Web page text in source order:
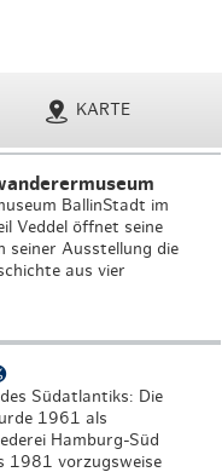
KARTE
BallinStadt im
Veddel öffnet seine
seiner Ausstellung die
aus vier
Südatlantiks: Die
1961 als
Hamburg-Süd
1981 vorzugsweise